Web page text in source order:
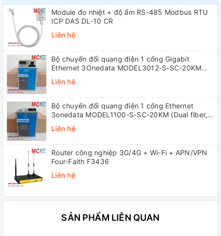
Module đo nhiệt + độ ẩm RS-485 Modbus RTU
ICP DAS DL-10 CR
Liên hệ
Bộ chuyển đổi quang điện 1 cổng Gigabit
Ethernet 3Onedata MODEL3012-S-SC-20KM
Liên hệ
Bộ chuyển đổi quang điện 1 cổng Ethernet
3onedata MODEL1100-S-SC-20KM (Dual fiber,
Liên hệ
Router công nghiệp 3G/4G + Wi-Fi + APN/VPN
Four-Faith F3436
Liên hệ
SẢN PHẨM LIÊN QUAN